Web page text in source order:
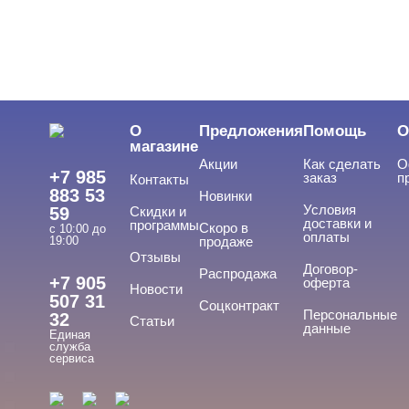
Cвернуть
База
База жесткая
+7 985
883 53
59
с 10:00 до
19:00
+7 905
507 31
32
Единая
служба
сервиса
О
магазине
Контакты
Скидки и
программы
Отзывы
Новости
Статьи
Предложения
Акции
Новинки
Скоро в
продаже
Распродажа
Соцконтракт
Помощь
Как сделать
заказ
Условия
доставки и
оплаты
Договор-
оферта
Персональные
данные